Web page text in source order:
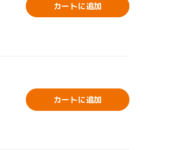
カートに追加
カートに追加